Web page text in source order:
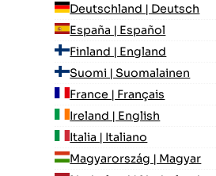
Deutschland | Deutsch
España | Español
Finland | England
Suomi | Suomalainen
France | Français
Ireland | English
Italia | Italiano
Magyarország | Magyar